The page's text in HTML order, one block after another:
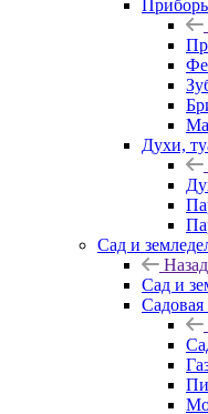
Духи,
Сад и
Назад
Сад и
Садовая